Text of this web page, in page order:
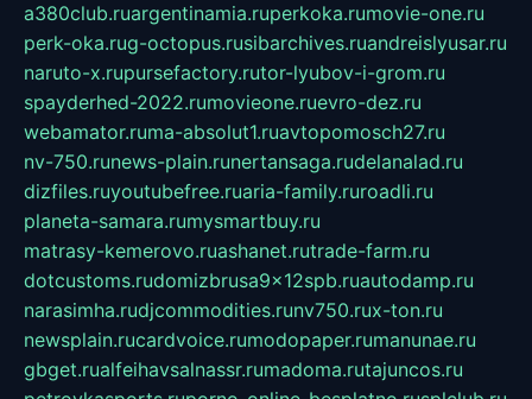
a380club.ruargentinamia.ruperkoka.rumovie-one.ru
perk-oka.rug-octopus.rusibarchives.ruandreislyusar.ru
naruto-x.rupursefactory.rutor-lyubov-i-grom.ru
spayderhed-2022.rumovieone.ruevro-dez.ru
webamator.ruma-absolut1.ruavtopomosch27.ru
nv-750.runews-plain.runertansaga.rudelanalad.ru
dizfiles.ruyoutubefree.ruaria-family.ruroadli.ru
planeta-samara.rumysmartbuy.ru
matrasy-kemerovo.ruashanet.rutrade-farm.ru
dotcustoms.rudomizbrusa9x12spb.ruautodamp.ru
narasimha.rudjcommodities.runv750.rux-ton.ru
newsplain.rucardvoice.rumodopaper.rumanunae.ru
gbget.rualfeihavsalnassr.rumadoma.rutajuncos.ru